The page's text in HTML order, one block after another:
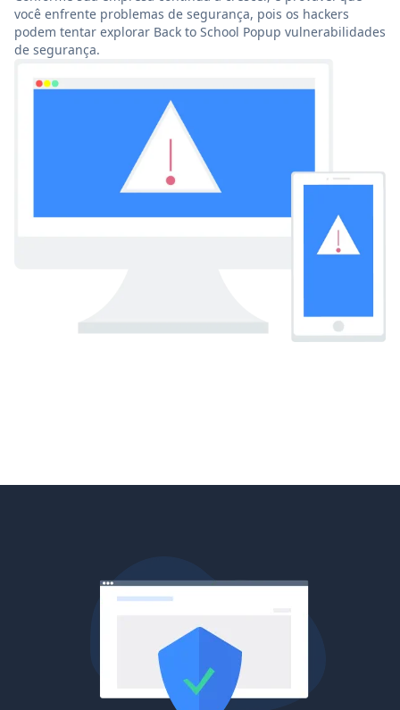
você enfrente problemas de segurança, pois os hackers
podem tentar explorar Back to School Popup vulnerabilidades
de segurança.